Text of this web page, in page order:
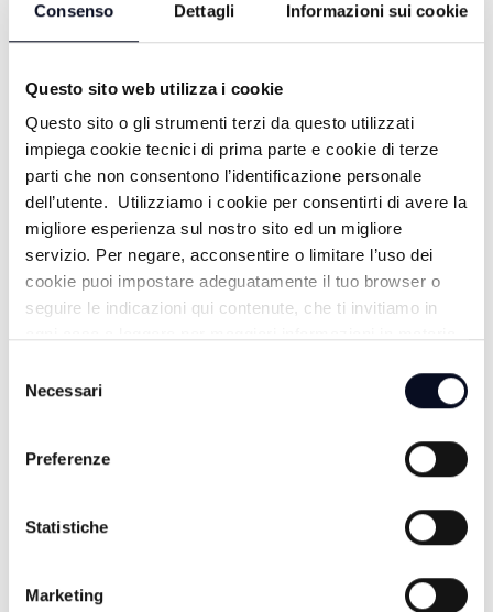
Consenso Dettagli Informazioni sui cookie
Questo sito web utilizza i cookie
Questo sito o gli strumenti terzi da questo utilizzati
impiega cookie tecnici di prima parte e cookie di terze
parti che non consentono l’identificazione personale
dell’utente. Utilizziamo i cookie per consentirti di avere la
migliore esperienza sul nostro sito ed un migliore
servizio. Per negare, acconsentire o limitare l’uso dei
cookie puoi impostare adeguatamente il tuo browser o
seguire le indicazioni qui contenute, che ti invitiamo in
delNecessari
Preferenze
Statistiche
Marketing
FILM BUFFALO BILL
TG GIORNO
17:30
#FOCUS / FACCIA A FACCIA
TG SERA